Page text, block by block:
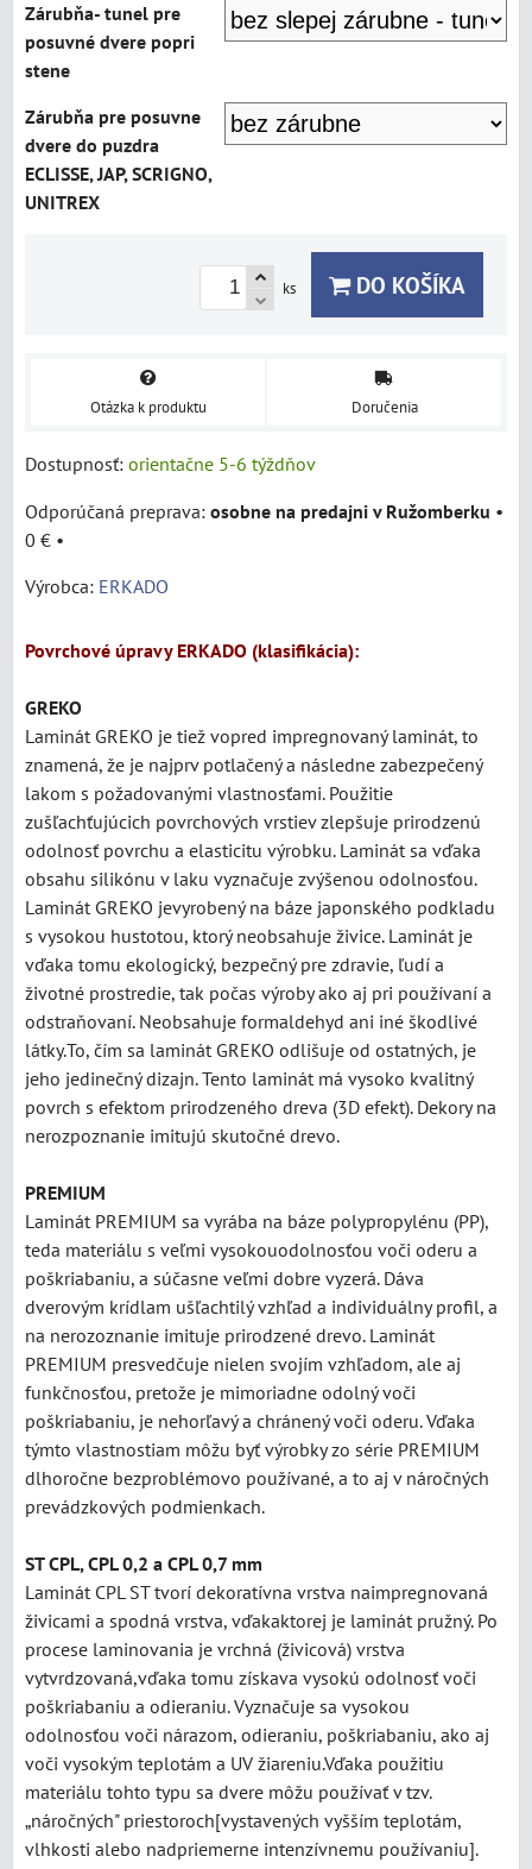
Zárubňa- tunel pre
posuvné dvere popri
stene
Zárubňa pre posuvne
dvere do puzdra
ECLISSE, JAP, SCRIGNO,
UNITREX
ks DO KOŠÍKA
Otázka k produktu Doručenia
Dostupnosť: orientačne 5-6 týždňov
osobne na predajni v Ružomberku •
0 € •
Výrobca: ERKADO
Povrchové úpravy ERKADO (klasifikácia):
GREKO
Laminát GREKO je tiež vopred impregnovaný laminát, to
znamená, že je najprv potlačený a následne zabezpečený
lakom s požadovanými vlastnosťami. Použitie
zušľachťujúcich povrchových vrstiev zlepšuje prirodzenú
odolnosť povrchu a elasticitu výrobku. Laminát sa vďaka
obsahu silikónu v laku vyznačuje zvýšenou odolnosťou.
Laminát GREKO jevyrobený na báze japonského podkladu
s vysokou hustotou, ktorý neobsahuje živice. Laminát je
vďaka tomu ekologický, bezpečný pre zdravie, ľudí a
životné prostredie, tak počas výroby ako aj pri používaní a
odstraňovaní. Neobsahuje formaldehyd ani iné škodlivé
látky.To, čím sa laminát GREKO odlišuje od ostatných, je
jeho jedinečný dizajn. Tento laminát má vysoko kvalitný
povrch s efektom prirodzeného dreva (3D efekt). Dekory na
nerozpoznanie imitujú skutočné drevo.
PREMIUM
Laminát PREMIUM sa vyrába na báze polypropylénu (PP),
teda materiálu s veľmi vysokouodolnosťou voči oderu a
poškriabaniu, a súčasne veľmi dobre vyzerá. Dáva
dverovým krídlam ušľachtilý vzhľad a individuálny profil, a
na nerozoznanie imituje prirodzené drevo. Laminát
PREMIUM presvedčuje nielen svojím vzhľadom, ale aj
funkčnosťou, pretože je mimoriadne odolný voči
poškriabaniu, je nehorľavý a chránený voči oderu. Vďaka
týmto vlastnostiam môžu byť výrobky zo série PREMIUM
dlhoročne bezproblémovo používané, a to aj v náročných
prevádzkových podmienkach.
ST CPL, CPL 0,2 a CPL 0,7 mm
Laminát CPL ST tvorí dekoratívna vrstva naimpregnovaná
živicami a spodná vrstva, vďakaktorej je laminát pružný. Po
procese laminovania je vrchná (živicová) vrstva
vytvrdzovaná,vďaka tomu získava vysokú odolnosť voči
poškriabaniu a odieraniu. Vyznačuje sa vysokou
odolnosťou voči nárazom, odieraniu, poškriabaniu, ako aj
voči vysokým teplotám a UV žiareniu.Vďaka použitiu
materiálu tohto typu sa dvere môžu používať v tzv.
„náročných" priestoroch[vystavených vyšším teplotám,
vlhkosti alebo nadpriemerne intenzívnemu používaniu].